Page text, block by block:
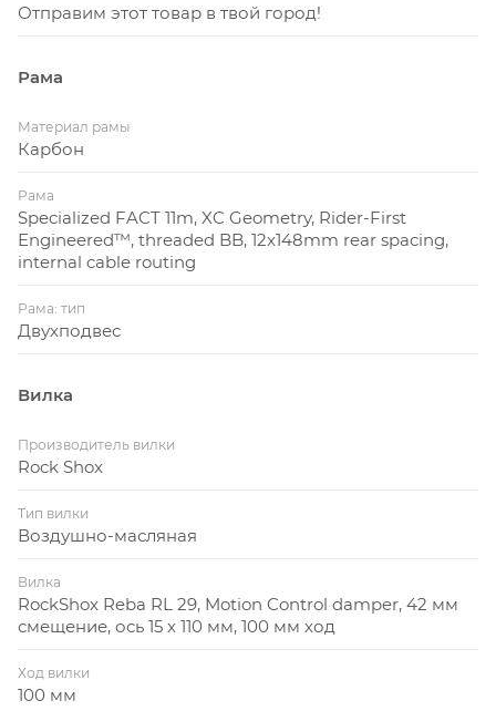
Отправим этот товар в твой город!
Рама
Материал рамы
Карбон
Рама
Specialized FACT 11m, XC Geometry, Rider-First
Engineered™, threaded BB, 12x148mm rear spacing,
internal cable routing
Рама: тип
Двухподвес
Вилка
Производитель вилки
Rock Shox
Тип вилки
Воздушно-масляная
Вилка
RockShox Reba RL 29, Motion Control damper, 42 мм
смещение, ось 15 x 110 мм, 100 мм ход
Ход вилки
100 мм